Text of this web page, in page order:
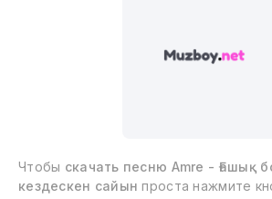
Чтобы скачать песню Amre - Ғашық
кездескен сайын проста нажмите